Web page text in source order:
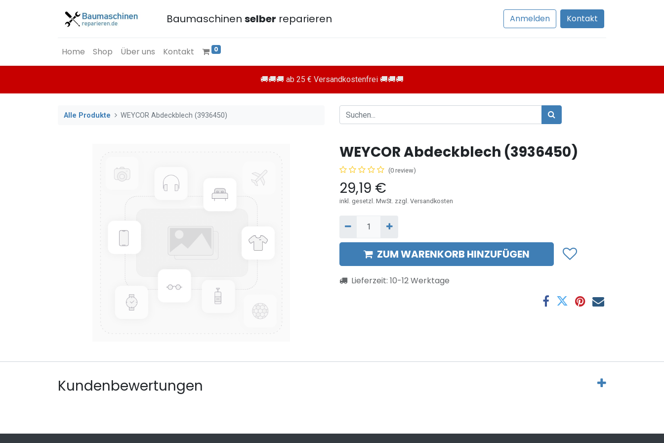
Baumaschinen selber reparieren Anmelden Kontakt
Home Shop Über uns Kontakt 0
🚚🚚🚚 ab 25 € Versandkostenfrei 🚚🚚🚚
Alle Produkte WEYCOR Abdeckblech (3936450)
WEYCOR Abdeckblech (3936450)
(0 review)
29,19 €
inkl. gesetzl. MwSt. zzgl. Versandkosten
ZUM WARENKORB HINZUFÜGEN
Lieferzeit: 10-12Werktage
Kundenbewertungen